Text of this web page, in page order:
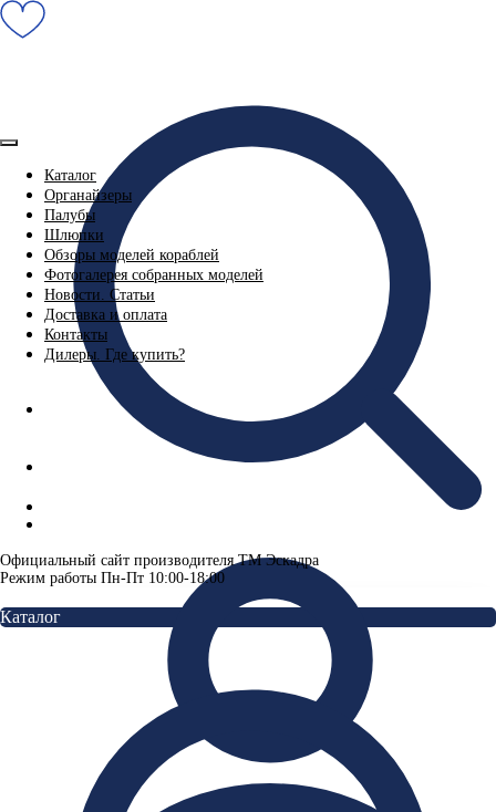
Каталог
Органайзеры
Палубы
Шлюпки
Обзоры моделей кораблей
Фотогалерея собранных моделей
Новости. Статьи
Доставка и оплата
Контакты
Дилеры. Где купить?
Официальный сайт производителя ТМ Эскадра
Режим работы Пн-Пт 10:00-18:00
Каталог